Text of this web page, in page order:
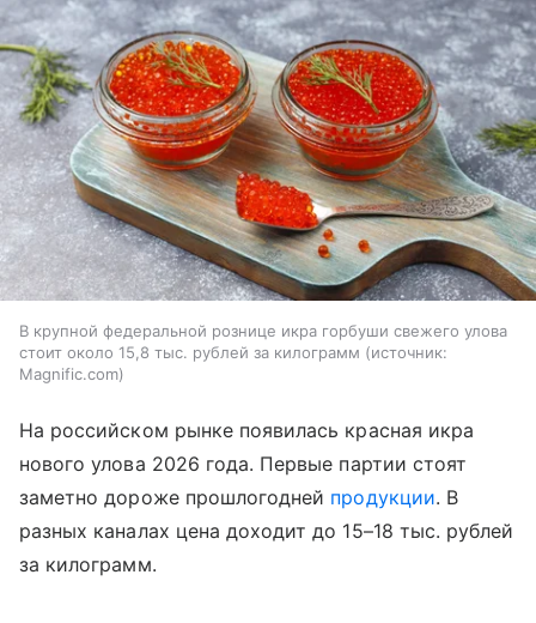
В крупной федеральной рознице икра горбуши свежего улова
стоит около 15,8 тыс. рублей за килограмм
источник:
Magnific.com
На российском рынке появилась красная икра
нового улова 2026 года. Первые партии стоят
заметно дороже прошлогодней продукции. В
разных каналах цена доходит до 15–18 тыс. рублей
за килограмм.